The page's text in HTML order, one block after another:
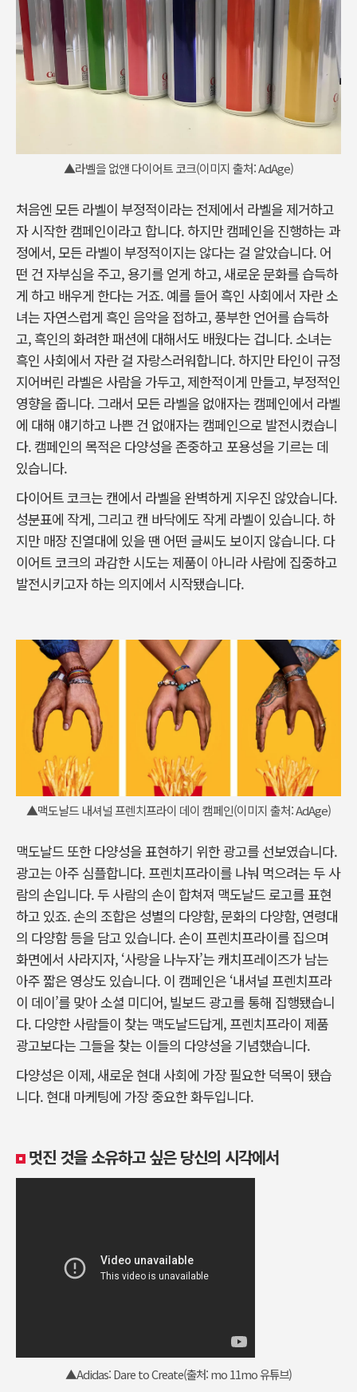
▲라벨을 없앤 다이어트 코크(이미지 출처: AdAge)
처음엔 모든 라벨이 부정적이라는 전제에서 라벨을 제거하고
자 시작한 캠페인이라고 합니다. 하지만 캠페인을 진행하는 과
정에서, 모든 라벨이 부정적이지는 않다는 걸 알았습니다. 어
떤 건 자부심을 주고, 용기를 얻게 하고, 새로운 문화를 습득하
게 하고 배우게 한다는 거죠. 예를 들어 흑인 사회에서 자란 소
녀는 자연스럽게 흑인 음악을 접하고, 풍부한 언어를 습득하
고, 흑인의 화려한 패션에 대해서도 배웠다는 겁니다. 소녀는
흑인 사회에서 자란 걸 자랑스러워합니다. 하지만 타인이 규정
지어버린 라벨은 사람을 가두고, 제한적이게 만들고, 부정적인
영향을 줍니다. 그래서 모든 라벨을 없애자는 캠페인에서 라벨
에 대해 얘기하고 나쁜 건 없애자는 캠페인으로 발전시켰습니
다. 캠페인의 목적은 다양성을 존중하고 포용성을 기르는 데
있습니다.
다이어트 코크는 캔에서 라벨을 완벽하게 지우진 않았습니다.
성분표에 작게, 그리고 캔 바닥에도 작게 라벨이 있습니다. 하
지만 매장 진열대에 있을 땐 어떤 글씨도 보이지 않습니다. 다
이어트 코크의 과감한 시도는 제품이 아니라 사람에 집중하고
발전시키고자 하는 의지에서 시작됐습니다.
▲맥도날드 내셔널 프렌치프라이 데이 캠페인(이미지 출처: AdAge)
맥도날드 또한 다양성을 표현하기 위한 광고를 선보였습니다.
광고는 아주 심플합니다. 프렌치프라이를 나눠 먹으려는 두 사
람의 손입니다. 두 사람의 손이 합쳐져 맥도날드 로고를 표현
하고 있죠. 손의 조합은 성별의 다양함, 문화의 다양함, 연령대
의 다양함 등을 담고 있습니다. 손이 프렌치프라이를 집으며
화면에서 사라지자, ‘사랑을 나누자’는 캐치프레이즈가 남는
아주 짧은 영상도 있습니다. 이 캠페인은 ‘내셔널 프렌치프라
이 데이’를 맞아 소셜 미디어, 빌보드 광고를 통해 집행됐습니
다. 다양한 사람들이 찾는 맥도날드답게, 프렌치프라이 제품
광고보다는 그들을 찾는 이들의 다양성을 기념했습니다.
다양성은 이제, 새로운 현대 사회에 가장 필요한 덕목이 됐습
니다. 현대 마케팅에 가장 중요한 화두입니다.
멋진 것을 소유하고 싶은 당신의 시각에서
▲Adidas: Dare to Create(출처: mo 11mo 유튜브)